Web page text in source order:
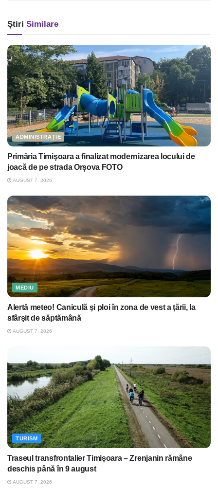
Știri Similare
ADMINISTRAȚIE
Primăria Timişoara a finalizat modernizarea locului de
joacă de pe strada Orșova FOTO
AUGUST 7, 2026
MEDIU
Alertă meteo! Caniculă şi ploi în zona de vest a ţării, la
sfârşit de săptămână
AUGUST 7, 2026
TURISM
Traseul transfrontalier Timișoara – Zrenjanin rămâne
deschis până în 9 august
AUGUST 7, 2026